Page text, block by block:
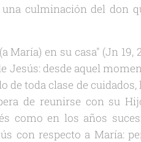
culminación del don
María) en su casa" (Jn
desde aquel
de toda clase de
de reunirse con su
como en los años
con respecto a María: